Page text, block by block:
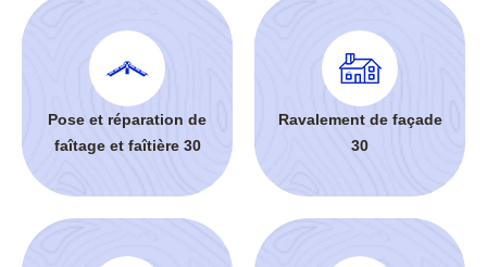
Pose et réparation de
faîtage et faîtière 30
Ravalement de façade
30